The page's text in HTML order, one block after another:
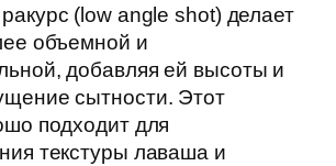
(low angle shot) делает
объемной и
добавляя ей высоты и
сытности. Этот
подходит для
текстуры лаваша и